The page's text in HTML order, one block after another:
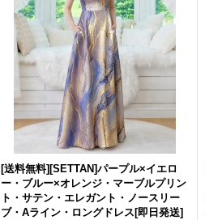
[送料無料][SETTAN]パープル×イエロ
ー・ブルー×オレンジ・マーブルプリン
ト・サテン・エレガント・ノースリー
ブ・Aライン・ロングドレス[即日発送]